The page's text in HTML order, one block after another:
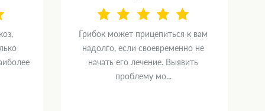
Грибок может прицепиться к вам
надолго, если своевременно не
начать его лечение. Выявить
проблему мо...